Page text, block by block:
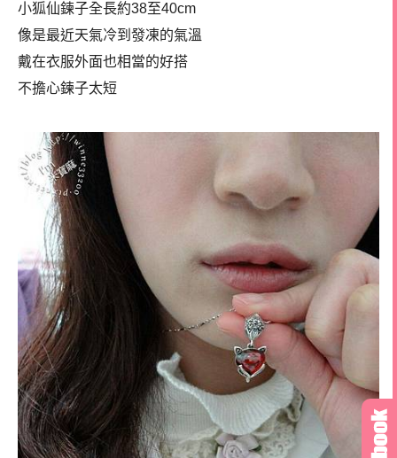
小狐仙鍊子全長約38至40cm
像是最近天氣冷到發凍的氣溫
戴在衣服外面也相當的好搭
不擔心鍊子太短